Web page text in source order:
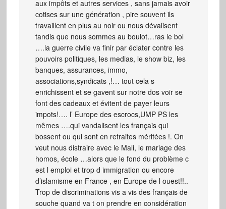
aux impôts et autres services , sans jamais avoir
cotises sur une génération , pire souvent ils
travaillent en plus au noir ou nous dévalisent
tandis que nous sommes au boulot…ras le bol
….la guerre civile va finir par éclater contre les
pouvoirs politiques, les medias, le show biz, les
banques, assurances, immo,
associations,syndicats ,!… tout cela s
enrichissent et se gavent sur notre dos voir se
font des cadeaux et évitent de payer leurs
impots!…. l’ Europe des escrocs,UMP PS les
mêmes ….qui vandalisent les français qui
bossent ou qui sont en retraites méritées !. On
veut nous distraire avec le Mali, le mariage des
homos, école …alors que le fond du problème c
est l emploi et trop d immigration ou encore
d’islamisme en France , en Europe de l ouest!!..
Trop de discriminations vis a vis des français de
souche quand va t on prendre en considération